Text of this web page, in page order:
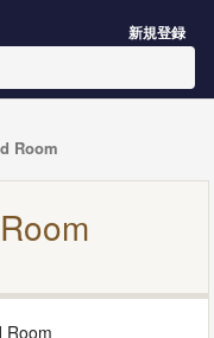
新規登録
Room